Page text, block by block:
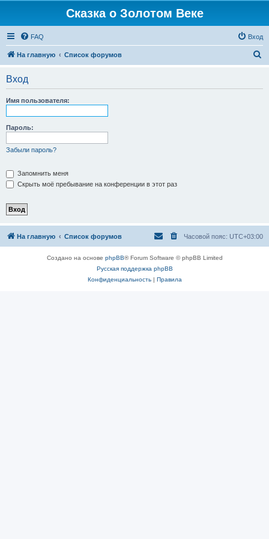
Сказка о Золотом Веке
FAQ Вход
На главную Список форумов
Вход
Имя пользователя:
Пароль:
Забыли пароль?
Запомнить меня
Скрыть моё пребывание на конференции в этот раз
На главную Список форумов Часовой пояс: UTC+03:00
Создано на основе phpBB® Forum Software © phpBB Limited
Русская поддержка phpBB
Конфиденциальность| Правила